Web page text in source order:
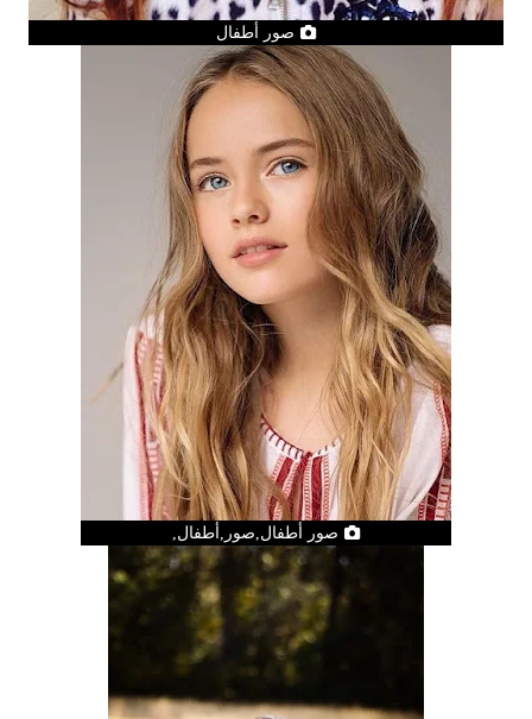
صور أطفال
صور أطفال,صور,أطفال,